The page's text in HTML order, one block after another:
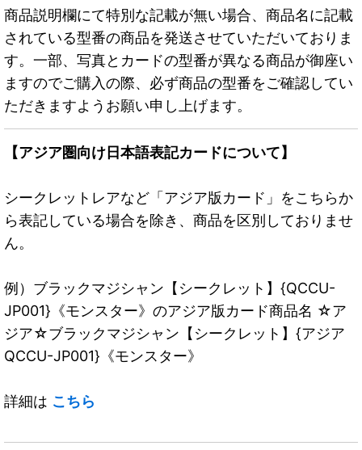
商品説明欄にて特別な記載が無い場合、商品名に記載
されている型番の商品を発送させていただいておりま
す。一部、写真とカードの型番が異なる商品が御座い
ますのでご購入の際、必ず商品の型番をご確認してい
ただきますようお願い申し上げます。
【アジア圏向け日本語表記カードについて】
シークレットレアなど「アジア版カード」をこちらか
ら表記している場合を除き、商品を区別しておりませ
ん。
例）ブラックマジシャン【シークレット】{QCCU-
JP001}《モンスター》のアジア版カード商品名 ☆ア
ジア☆ブラックマジシャン【シークレット】{アジア
QCCU-JP001}《モンスター》
詳細は こちら